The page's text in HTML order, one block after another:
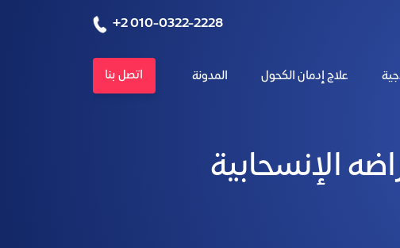
+2 010-0322-2228
علاج إدمان الكحول المدونة اتصل بنا
الإنسحابية